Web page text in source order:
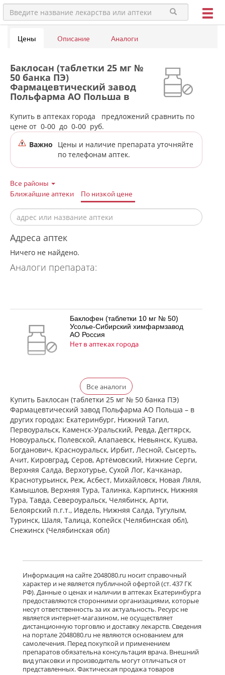
Цены Описание Аналоги
Баклосан (таблетки 25 мг №
50 банка ПЭ)
Фармацевтический завод
Польфарма АО Польша в
аптеках города Михайловска
Купить в аптеках города
предложений сравнить по
цене от 0-00 до 0-00 руб.
Важно
Цены и наличие препарата уточняйте
по телефонам аптек.
Все районы
Ближайшие аптеки
По низкой цене
Адреса аптек
Ничего не найдено.
Аналоги препарата:
Баклофен (таблетки 10 мг № 50)
Усолье-Сибирский химфармзавод
АО Россия
Нет в аптеках города
Баклофен (таблетки 25 мг № 50)
Усолье-Сибирский химфармзавод
АО Россия
Нет в аптеках города
Баклосан (таблетки 10 мг № 50 банка
ПЭ) Фармацевтический завод
Польфарма АО Польша
Нет в аптеках города
Баклосан (таблетки 25 мг № 50 банка
ПЭ) Фармацевтический завод
Польфарма АО Польша
Нет в аптеках города
Лиорезал Интратекальный (раствор
для интратекального введения 0,05
мг/мл 1 мл № 5 амп. ) Новартис
Фарма Штейн АГ Швейцария
Нет в аптеках города
достигнут конец страницы
Все аналоги
Купить Баклосан (таблетки 25 мг № 50 банка ПЭ)
Фармацевтический завод Польфарма АО Польша – в
других городах: Екатеринбург, Нижний Тагил,
Первоуральск, Каменск-Уральский, Ревда, Дегтярск,
Новоуральск, Полевской, Алапаевск, Невьянск, Кушва,
Богданович, Красноуральск, Ирбит, Лесной, Сысерть,
Ачит, Кировград, Серов, Артёмовский, Нижние Cерги,
Верхняя Салда, Верхотурье, Сухой Лог, Качканар,
Краснотурьинск, Реж, Асбест, Михайловск, Новая Ляля,
Камышлов, Верхняя Тура, Талинка, Карпинск, Нижняя
Тура, Тавда, Североуральск, Челябинск, Арти,
Белоярский п.г.т., Ивдель, Нижняя Салда, Тугулым,
Туринск, Шаля, Талица, Копейск (Челябинская обл),
Снежинск (Челябинская обл)
Информация на сайте 2048080.ru носит справочный
характер и не является публичной офертой (ст. 437 ГК
РФ). Данные о ценах и наличии в аптеках Екатеринбурга
предоставляются сторонними организациями, которые
несут ответственность за их актуальность. Ресурс не
является интернет-магазином, не осуществляет
дистанционную торговлю и доставку лекарств. Сведения
на портале 2048080.ru не являются основанием для
самолечения. Перед покупкой и применением
препаратов обязательна консультация врача. Внешний
вид упаковки и производитель могут отличаться от
представленных. Фактическая продажа товаров